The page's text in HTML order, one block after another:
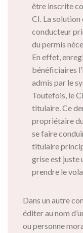
être inscrite
CI. La solution
conducteur
du permis
En effet,
bénéficiaires
admis par le
Toutefois, le
titulaire. Ce
propriétaire
se faire
titulaire
grise est juste
prendre le
Dans un autre
éditer au nom
ou personne